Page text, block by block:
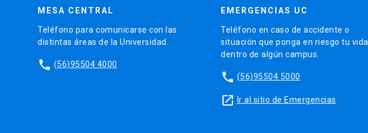
MESA CENTRAL
Teléfono para comunicarse con las
distintas áreas de la Universidad.
phone (56)95504 4000
EMERGENCIAS UC
Teléfono en caso de accidente o
situación que ponga en riesgo tu vida
dentro de algún campus.
phone (56)95504 5000
launch Ir al sitio de Emergencias